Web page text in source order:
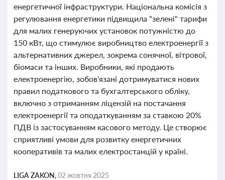
енергетичної інфраструктури. Національна комісія з
регулювання енергетики підвищила "зелені" тарифи
для малих генеруючих установок потужністю до
150 кВт, що стимулює виробництво електроенергії з
альтернативних джерел, зокрема сонячної, вітрової,
біомаси та інших. Виробники, які продають
електроенергію, зобов'язані дотримуватися нових
правил податкового та бухгалтерського обліку,
включно з отриманням ліцензій на постачання
електроенергії та оподаткуванням за ставкою 20%
ПДВ із застосуванням касового методу. Це створює
сприятливі умови для розвитку енергетичних
кооперативів та малих електростанцій у країні.
LIGA ZAKON,02 жовтня 2025